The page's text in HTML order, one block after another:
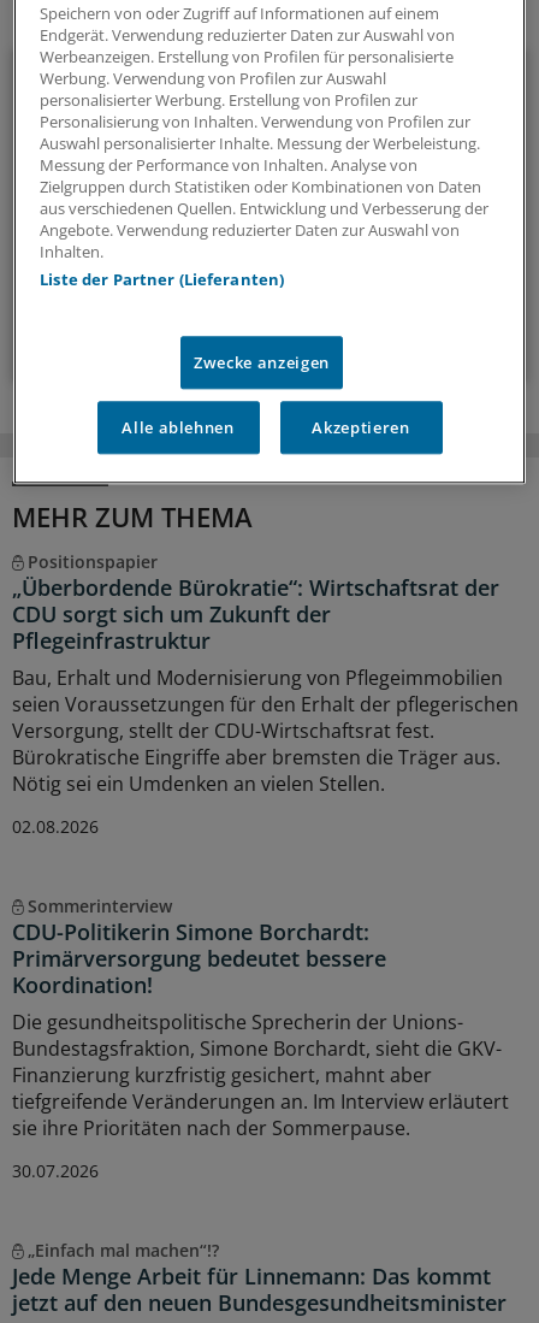
Ihr Newsletter zum Thema
Politik & Debatte
Mit diesem Newsletter blicken Sie hinter das tägliche
Geschehen in der Gesundheitspolitik. Mit Analysen,
Hintergründen und einem Blick auf Themen, die die Agenda
bestimmen.
14-tägig, donnerstags
Zum Abonnieren bitte anmelden
MEHR ZUM THEMA
Positionspapier
„Überbordende Bürokratie“: Wirtschaftsrat der
CDU sorgt sich um Zukunft der
Pflegeinfrastruktur
Bau, Erhalt und Modernisierung von Pflegeimmobilien
seien Voraussetzungen für den Erhalt der pflegerischen
Versorgung, stellt der CDU-Wirtschaftsrat fest.
Bürokratische Eingriffe aber bremsten die Träger aus.
Nötig sei ein Umdenken an vielen Stellen.
02.08.2026
Sommerinterview
CDU-Politikerin Simone Borchardt:
Primärversorgung bedeutet bessere
Koordination!
Die gesundheitspolitische Sprecherin der Unions-
Bundestagsfraktion, Simone Borchardt, sieht die GKV-
Finanzierung kurzfristig gesichert, mahnt aber
tiefgreifende Veränderungen an. Im Interview erläutert
sie ihre Prioritäten nach der Sommerpause.
30.07.2026
„Einfach mal machen“!?
Jede Menge Arbeit für Linnemann: Das kommt
jetzt auf den neuen Bundesgesundheitsminister
Speichern von oder Zugriff auf Informationen auf einem
Endgerät. Verwendung reduzierter Daten zur Auswahl von
Werbeanzeigen. Erstellung von Profilen für personalisierte
Werbung. Verwendung von Profilen zur Auswahl
personalisierter Werbung. Erstellung von Profilen zur
Personalisierung von Inhalten. Verwendung von Profilen zur
Auswahl personalisierter Inhalte. Messung der Werbeleistung.
Messung der Performance von Inhalten. Analyse von
Zielgruppen durch Statistiken oder Kombinationen von Daten
aus verschiedenen Quellen. Entwicklung und Verbesserung der
Angebote. Verwendung reduzierter Daten zur Auswahl von
Inhalten.
Liste der Partner (Lieferanten)
Zwecke anzeigen
Alle ablehnen Akzeptieren